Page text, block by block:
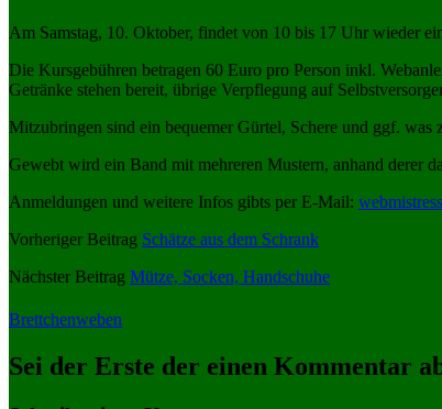
Am Samstag, 10. Oktober, findet von 10 bis 17 Uhr wieder
Die Kursgebühren betragen 60 Euro pro Person inkl.
Getränke stehen bereit, übrige Verpflegung auf
Mitzubringen sind ein bequemer Gürtel, Schere und ggf.
Gewebt wird ein Band mit mehreren Mustern, anhand derer
Anmeldungen und weitere Infos gibts per E-Mail:
Vorheriger Beitrag Schätze aus dem Schrank
Nächster Beitrag Mütze, Socken, Handschuhe
Brettchenweben
Sei der Erste der einen Kommentar